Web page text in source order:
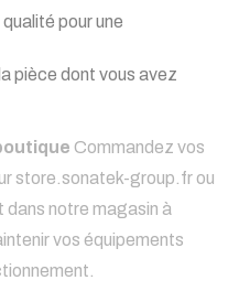
pour une
pièce dont vous avez
Commandez vos
store.sonatek-group.fr ou
notre magasin à
vos équipements